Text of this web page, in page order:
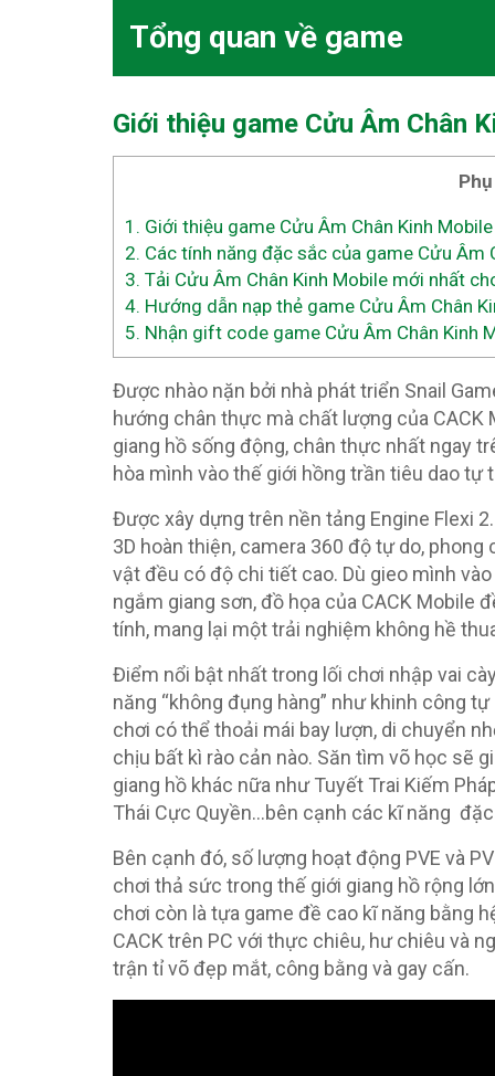
Tổng quan về game
Giới thiệu game Cửu Âm Chân
1. Giới thiệu game Cửu Âm Chân Kinh
2. Các tính năng đặc sắc của game Cửu Âm
3. Tải Cửu Âm Chân Kinh Mobile mới nhất
4. Hướng dẫn nạp thẻ game Cửu Âm Chân
5. Nhận gift code game Cửu Âm Chân Kinh
Được nhào nặn bởi nhà phát triển Snail
hướng chân thực mà chất lượng của CACK
giang hồ sống động, chân thực nhất ngay
hòa mình vào thế giới hồng trần tiêu dao tự
Được xây dựng trên nền tảng Engine Flexi
3D hoàn thiện, camera 360 độ tự do,
vật đều có độ chi tiết cao. Dù gieo mình
ngắm giang sơn, đồ họa của CACK Mobile
tính, mang lại một trải nghiệm không hề
Điểm nổi bật nhất trong lối chơi nhập vai
năng “không đụng hàng” như khinh công
chơi có thể thoải mái bay lượn, di chuyển
chịu bất kì rào cản nào. Săn tìm võ học sẽ
giang hồ khác nữa như Tuyết Trai Kiếm
Thái Cực Quyền…bên cạnh các kĩ năng
Bên cạnh đó, số lượng hoạt động PVE và
chơi thả sức trong thế giới giang hồ rộng
chơi còn là tựa game đề cao kĩ năng bằng
CACK trên PC với thực chiêu, hư chiêu và
trận tỉ võ đẹp mắt, công bằng và gay cấn.